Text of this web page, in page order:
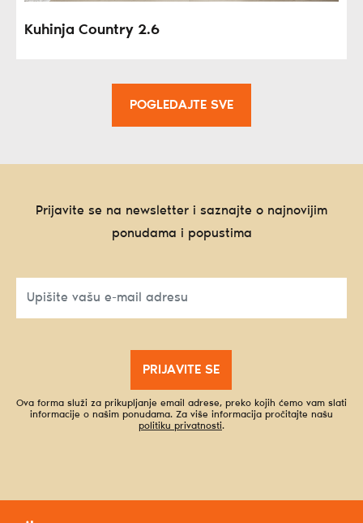
Kuhinja Country 2.6
POGLEDAJTE SVE
Prijavite se na newsletter i saznajte o najnovijim
ponudama i popustima
PRIJAVITE SE
Ova forma služi za prikupljanje email adrese, preko kojih ćemo vam slati
informacije o našim ponudama. Za više informacija pročitajte našu
politiku privatnosti.